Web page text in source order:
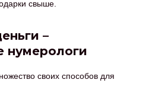
свыше.
–
нумерологи
своих способов для